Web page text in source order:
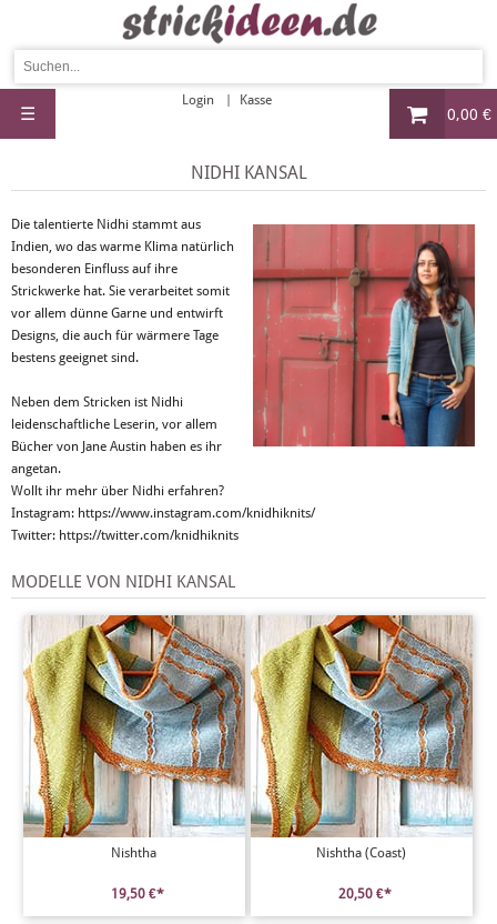
0,00 €
Login Kasse
☰
NIDHI KANSAL
Die talentierte Nidhi stammt aus
Indien, wo das warme Klima natürlich
besonderen Einfluss auf ihre
Strickwerke hat. Sie verarbeitet somit
vor allem dünne Garne und entwirft
Designs, die auch für wärmere Tage
bestens geeignet sind.
Neben dem Stricken ist Nidhi
leidenschaftliche Leserin, vor allem
Bücher von Jane Austin haben es ihr
angetan.
Wollt ihr mehr über Nidhi erfahren?
Instagram: https://www.instagram.com/knidhiknits/
Twitter: https://twitter.com/knidhiknits
MODELLE VON NIDHI KANSAL
Nishtha
19,50 €*
Nishtha (Coast)
20,50 €*